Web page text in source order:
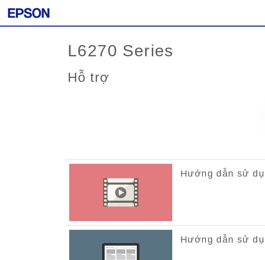
L6270 Series
Hỗ trợ